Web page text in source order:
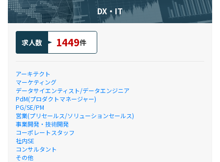
DX・IT
求人数 1449件
アーキテクト
マーケティング
データサイエンティスト/データエンジニア
PdM(プロダクトマネージャー)
PG/SE/PM
営業(プリセールス/ソリューションセールス)
事業開発・技術開発
コーポレートスタッフ
社内SE
コンサルタント
その他